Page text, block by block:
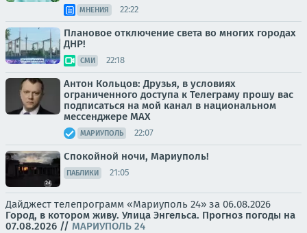
МНЕНИЯ 22:22
Плановое отключение света во многих городах
ДНР!
СМИ 22:18
Антон Кольцов: Друзья, в условиях
ограниченного доступа к Телеграму прошу вас
подписаться на мой канал в национальном
мессенджере МАХ
МАРИУПОЛЬ 22:07
Спокойной ночи, Мариуполь!
ПАБЛИКИ 21:05
Дайджест телепрограмм «Мариуполь 24» за 06.08.2026
Город, в котором живу. Улица Энгельса. Прогноз погоды на
07.08.2026 // МАРИУПОЛЬ 24